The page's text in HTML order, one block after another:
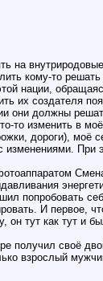
на
кому-то
нации,
их создателя
они должны
то изменить в
дороги), моё
попробовать
И первое,
тут как тут
получил своё
взрослый